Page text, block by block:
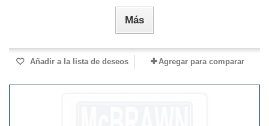
Más
Añadir a la lista de deseos Agregar para comparar